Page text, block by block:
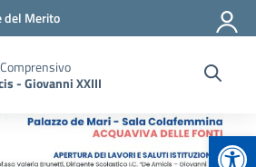
del Merito
- Giovanni XXIII